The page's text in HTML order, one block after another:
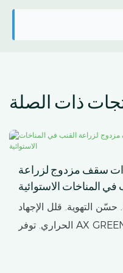
ذات الصلة
سقف مزدوج لزراعة
في المناخات الاستوائية
حسّن التهوية. قلل الإجهاد
الحراري. توفر AX GREENHOUSE حلولاً